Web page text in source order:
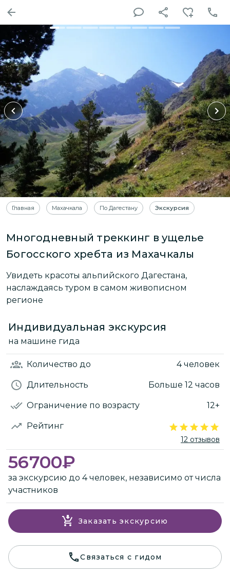
Главная Махачкала По Дагестану Экскурсия
Многодневный треккинг в ущелье
Богосского хребта из Махачкалы
Увидеть красоты альпийского Дагестана,
наслаждаясь туром в самом живописном
регионе
Индивидуальная экскурсия
на машине гида
Количество до 4 человек
Длительность Больше 12 часов
Ограничение по возрасту 12+
Рейтинг
12 отзывов
56700₽
за экскурсию до 4 человек, независимо от числа
участников
Заказать экскурсию
Связаться с гидом